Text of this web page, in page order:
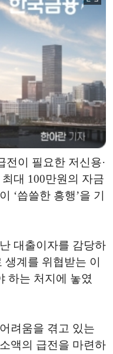
전이 필요한 저신용·
대 100만원의 자금
‘씁쓸한 흥행’을 기
대출이자를 감당하
생계를 위협받는 이
하는 처지에 놓였
려움을 겪고 있는
액의 급전을 마련하